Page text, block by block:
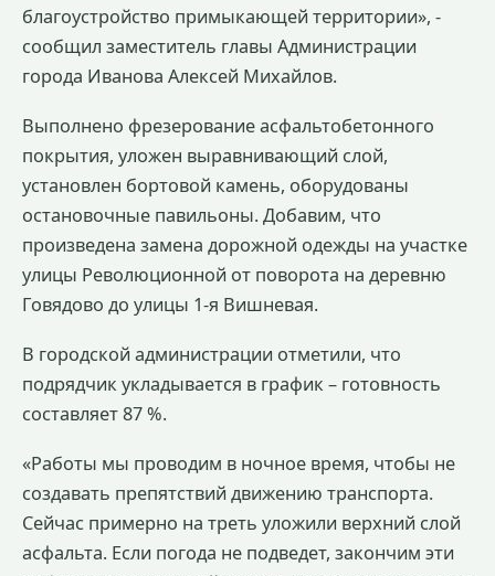
благоустройство примыкающей территории», -
сообщил заместитель главы Администрации
города Иванова Алексей Михайлов.
Выполнено фрезерование асфальтобетонного
покрытия, уложен выравнивающий слой,
установлен бортовой камень, оборудованы
остановочные павильоны. Добавим, что
произведена замена дорожной одежды на участке
улицы Революционной от поворота на деревню
Говядово до улицы 1-я Вишневая.
В городской администрации отметили, что
подрядчик укладывается в график – готовность
составляет 87 %.
«Работы мы проводим в ночное время, чтобы не
создавать препятствий движению транспорта.
Сейчас примерно на треть уложили верхний слой
асфальта. Если погода не подведет, закончим эти